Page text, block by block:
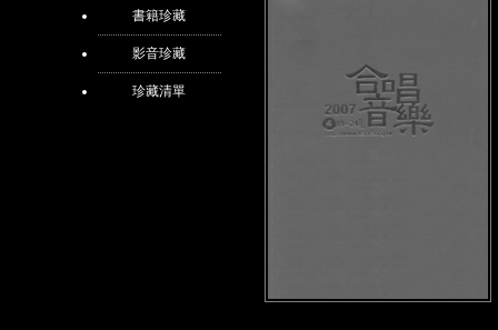
書籍珍藏
影音珍藏
珍藏清單